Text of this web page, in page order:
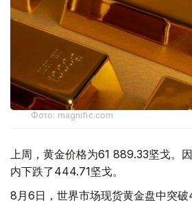
Фото: magnific.com
上周，黄金价格为61 889.33坚戈。
内下跌了444.71坚戈。
8月6日，世界市场现货黄金盘中突